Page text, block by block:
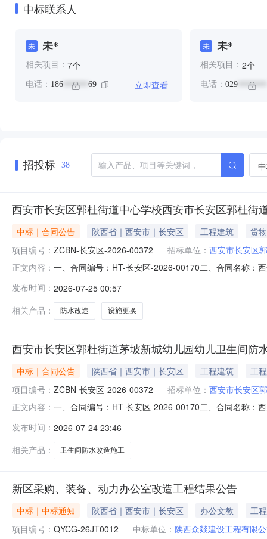
中标联系人
未 未*
相关项目： 7个
电话： 186 ****** 69 立即查看
未 未*
相关项目： 2个
电话： 029*******
招投标 38
西安市长安区郭杜街道中心学校西安市长安区郭杜
中标｜合同公告 陕西省｜西安市｜长安区 工程建筑
货物
项目编号： ZCBN-长安区-2026-00372 招标单位： 西安市长安区
正文内容： 一、合同编号：HT-长安区-2026-00170二、合同名称：
18192593253供应商(乙方)：陕西众燚建设工程有限公
发布时间： 2026-07-25 00:57
相关产品：
防水改造 设施更换
西安市长安区郭杜街道茅坡新城幼儿园幼儿卫生间防
中标｜合同公告 陕西省｜西安市｜长安区 工程建筑
工程
项目编号： ZCBN-长安区-2026-00372 招标单位： 西安市长安区
正文内容： 一、合同编号：HT-长安区-2026-00170二、合同名称：
18192593253供应商（乙方）：陕西众燚建设工程有限
发布时间： 2026-07-24 23:46
相关产品：
卫生间防水改造施工
新区采购、装备、动力办公室改造工程结果公告
中标｜中标通知 陕西省｜西安市｜长安区 办公文教
工程
项目编号： QYCG-26JT0012 中标单位： 陕西众燚建设工程有限